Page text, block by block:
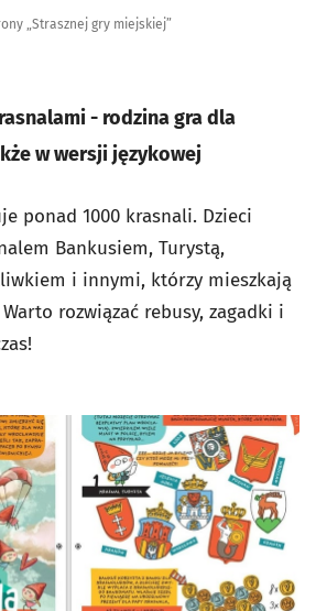
„Strasznej gry miejskiej”
- rodzina gra dla
w wersji językowej
ponad 1000 krasnali. Dzieci
Bankusiem, Turystą,
i innymi, którzy mieszkają
rozwiązać rebusy, zagadki i